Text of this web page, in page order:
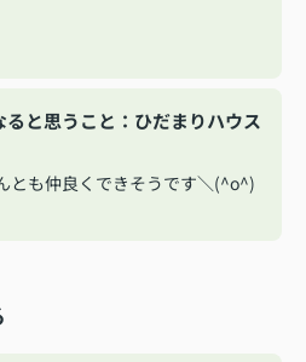
と思うこと：ひだまりハウス
とも仲良くできそうです＼(^o^)